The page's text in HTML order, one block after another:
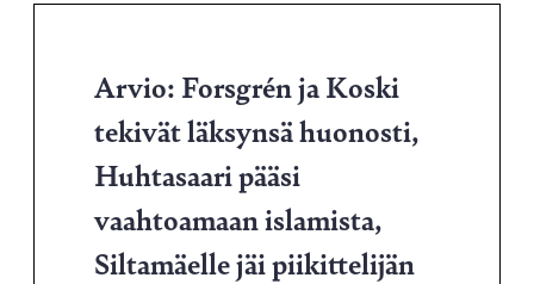
Arvio: Forsgrén ja Koski
tekivät läksynsä huonosti,
Huhtasaari pääsi
vaahtoamaan islamista,
Siltamäelle jäi piikittelijän